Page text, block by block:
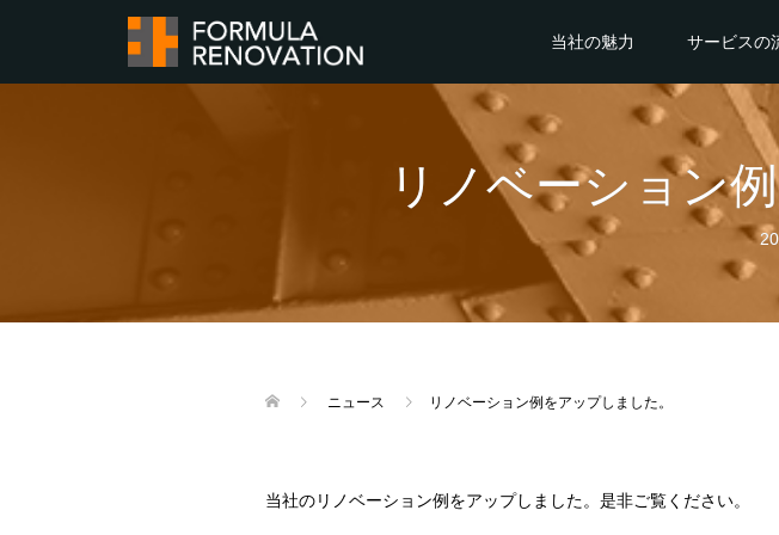
当社の魅力 サービスの
リノベーション
ニュース リノベーション例をアップしました。
当社のリノベーション例をアップしました。是非ご覧ください。